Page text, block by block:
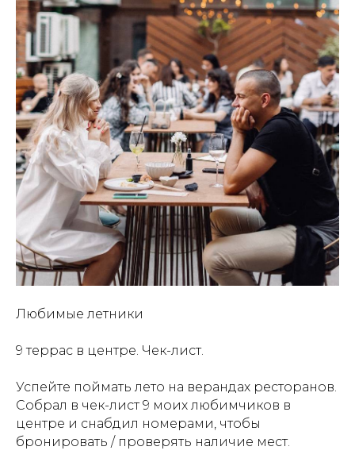
Любимые летники
9 террас в центре. Чек-лист.
Успейте поймать лето на верандах ресторанов.
Собрал в чек-лист 9 моих любимчиков в
центре и снабдил номерами, чтобы
бронировать / проверять наличие мест.